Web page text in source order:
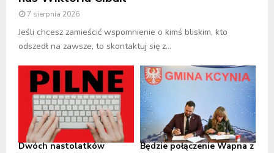
7 sierpnia 2026
Jeśli chcesz zamieścić wspomnienie o kimś bliskim, kto
odszedł na zawsze, to skontaktuj się z...
Dwóch nastolatków
Będzie połączenie Wapna z